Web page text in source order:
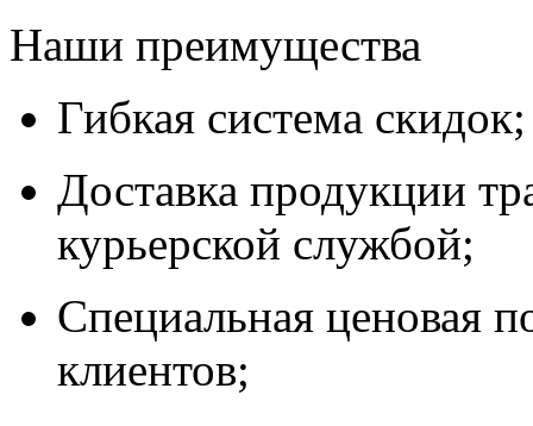
Наши преимущества
Гибкая система скидок;
Доставка продукции
курьерской службой;
Специальная ценовая
клиентов;